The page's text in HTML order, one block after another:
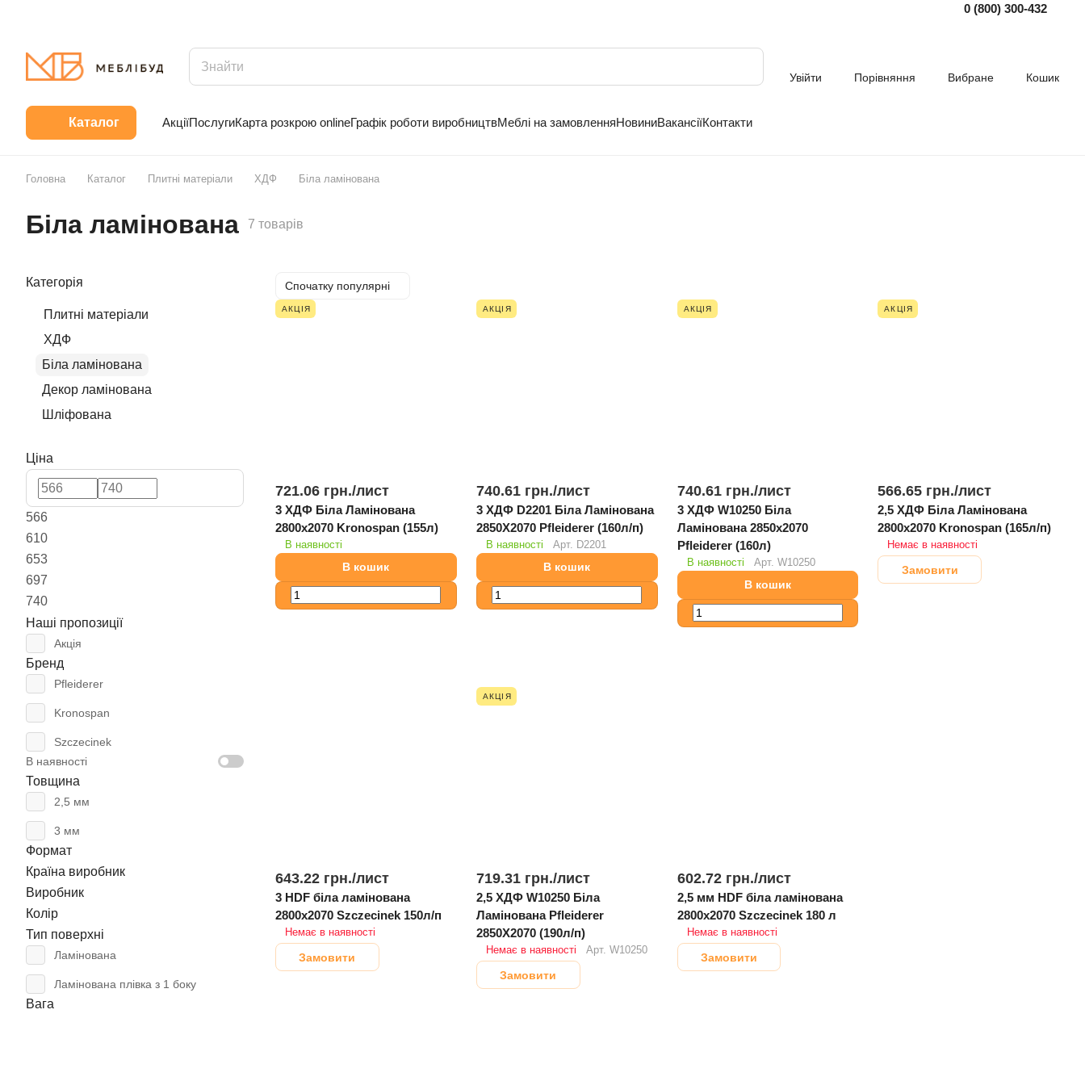
0 (800) 300-432
Увійти Порівняння Вибране Кошик
Каталог АкціїПослугиКарта розкрою onlineГрафік роботи виробництвМеблі на замовленняНовиниВакансіїКонтакти
Головна Каталог Плитні матеріали ХДФ Біла ламінована
Біла ламінована 7 товарів
Спочатку популярні
АКЦІЯ
721.06 грн./лист
3 ХДФ Біла Ламінована
2800х2070 Kronospan (155л)
В наявності
В кошик
АКЦІЯ
740.61 грн./лист
3 ХДФ D2201 Біла Ламінована
2850Х2070 Pfleiderer (160л/п)
В наявності Арт. D2201
В кошик
АКЦІЯ
740.61 грн./лист
3 ХДФ W10250 Біла
Ламінована 2850х2070
Pfleiderer (160л)
В наявності Арт. W10250
В кошик
АКЦІЯ
566.65 грн./лист
2,5 ХДФ Біла Ламінована
2800х2070 Kronospan (165л/п)
Немає в наявності
Замовити
643.22 грн./лист
3 HDF біла ламінована
2800х2070 Szczecinek 150л/п
Немає в наявності
Замовити
АКЦІЯ
719.31 грн./лист
2,5 ХДФ W10250 Біла
Ламінована Pfleiderer
2850Х2070 (190л/п)
Немає в наявності Арт. W10250
Замовити
602.72 грн./лист
2,5 мм HDF біла ламінована
2800х2070 Szczecinek 180 л
Немає в наявності
Замовити
Категорія
Плитні матеріали
ХДФ
Біла ламінована
Декор ламінована
Шліфована
Ціна
566
610
653
697
740
Наші пропозиції
Акція
Бренд
Pfleiderer
Kronospan
Szczecinek
В наявності
Товщина
2,5 мм
3 мм
Формат
Країна виробник
Виробник
Колір
Тип поверхні
Ламінована
Ламінована плівка з 1 боку
Вага